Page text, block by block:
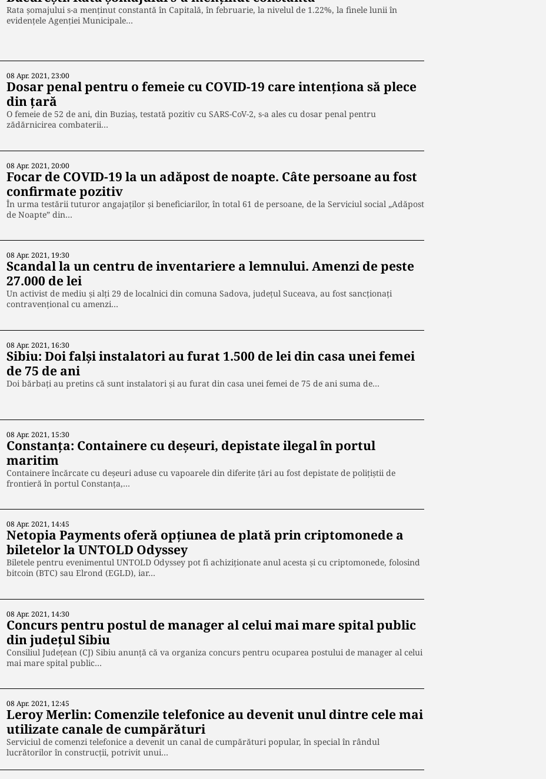
Rata şomajului s-a menţinut constantă în Capitală, în februarie, la nivelul de 1.22%, la finele lunii în
evidenţele Agenţiei Municipale…
08 Apr. 2021, 23:00
Dosar penal pentru o femeie cu COVID-19 care intenționa să plece
din țară
O femeie de 52 de ani, din Buziaş, testată pozitiv cu SARS-CoV-2, s-a ales cu dosar penal pentru
zădărnicirea combaterii…
08 Apr. 2021, 20:00
Focar de COVID-19 la un adăpost de noapte. Câte persoane au fost
confirmate pozitiv
În urma testării tuturor angajaţilor şi beneficiarilor, în total 61 de persoane, de la Serviciul social „Adăpost
de Noapte” din…
08 Apr. 2021, 19:30
Scandal la un centru de inventariere a lemnului. Amenzi de peste
27.000 de lei
Un activist de mediu şi alţi 29 de localnici din comuna Sadova, județul Suceava, au fost sancţionaţi
contravenţional cu amenzi…
08 Apr. 2021, 16:30
Sibiu: Doi falși instalatori au furat 1.500 de lei din casa unei femei
de 75 de ani
Doi bărbaţi au pretins că sunt instalatori şi au furat din casa unei femei de 75 de ani suma de…
08 Apr. 2021, 15:30
Constanța: Containere cu deșeuri, depistate ilegal în portul
maritim
Containere încărcate cu deşeuri aduse cu vapoarele din diferite ţări au fost depistate de poliţiştii de
frontieră în portul Constanţa,…
08 Apr. 2021, 14:45
Netopia Payments oferă opțiunea de plată prin criptomonede a
biletelor la UNTOLD Odyssey
Biletele pentru evenimentul UNTOLD Odyssey pot fi achiziţionate anul acesta şi cu criptomonede, folosind
bitcoin (BTC) sau Elrond (EGLD), iar…
08 Apr. 2021, 14:30
Concurs pentru postul de manager al celui mai mare spital public
din județul Sibiu
Consiliul Judeţean (CJ) Sibiu anunţă că va organiza concurs pentru ocuparea postului de manager al celui
mai mare spital public…
08 Apr. 2021, 12:45
Leroy Merlin: Comenzile telefonice au devenit unul dintre cele mai
utilizate canale de cumpărături
Serviciul de comenzi telefonice a devenit un canal de cumpărături popular, în special în rândul
lucrătorilor în construcţii, potrivit unui…